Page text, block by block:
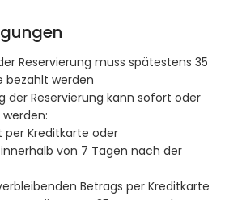
Reservierung muss spätestens 35
bezahlt werden
der Reservierung kann sofort oder
per Kreditkarte oder
von 7 Tagen nach der
Betrags per Kreditkarte